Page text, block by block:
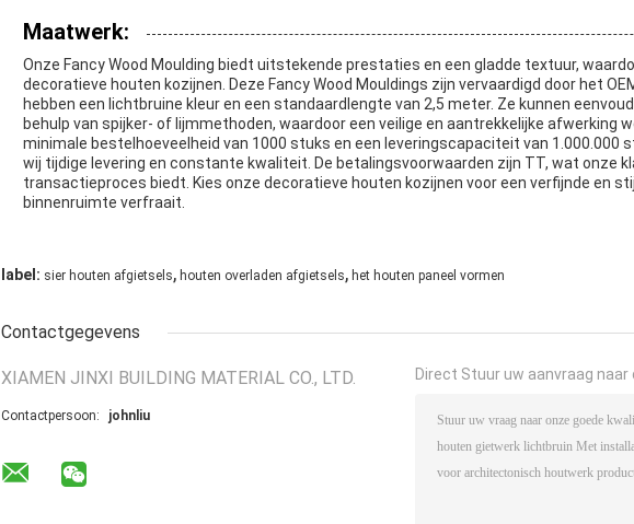
Maatwerk:
Onze Fancy Wood Moulding biedt uitstekende prestaties en een gladde textuur,
decoratieve houten kozijnen. Deze Fancy Wood Mouldings zijn vervaardigd door het
hebben een lichtbruine kleur en een standaardlengte van 2,5 meter. Ze kunnen
behulp van spijker- of lijmmethoden, waardoor een veilige en aantrekkelijke afwerking
minimale bestelhoeveelheid van 1000 stuks en een leveringscapaciteit van 1.000.000
wij tijdige levering en constante kwaliteit. De betalingsvoorwaarden zijn TT, wat onze
transactieproces biedt. Kies onze decoratieve houten kozijnen voor een verfijnde en
binnenruimte verfraait.
label: sier houten afgietsels, houten overladen afgietsels, het houten paneel vormen
Contactgegevens
XIAMEN JINXI BUILDING MATERIAL CO., LTD.
Contactpersoon: johnliu
Direct Stuur uw aanvraag naar